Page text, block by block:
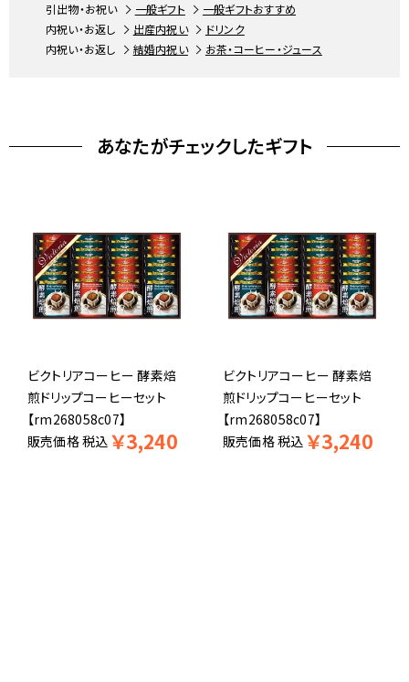
引出物・お祝い
一般ギフト
一般ギフトおすすめ
内祝い・お返し
出産内祝い
ドリンク
内祝い・お返し
結婚内祝い お茶・コーヒー・ジュース
あなたがチェックしたギフト
ビクトリアコーヒー 酵素焙
煎ドリップコーヒーセット
【rm268058c07】
販売価格税込 ￥3,240
ビクトリアコーヒー 酵素焙
煎ドリップコーヒーセット
【rm268058c07】
販売価格税込 ￥3,240